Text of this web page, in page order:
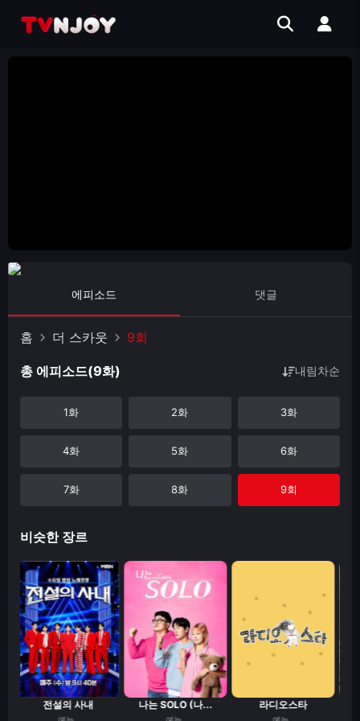
에피소드 댓글
홈 더 스카웃 9회
총 에피소드(9화) 내림차순
1화 2화 3화
4화 5화 6화
7화 8화 9회
비슷한 장르
전설의 사내 나는 SOLO (나... 라디오스타